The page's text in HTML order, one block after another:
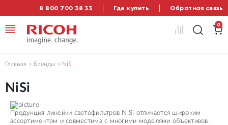
8 800 700 38 33 Где купить Обратная связь
0
Главная Бренды NiSi
NiSi
Продукция линейки светофильтров NiSi отличается широким
ассортиментом и совместима с многими моделями объективов.